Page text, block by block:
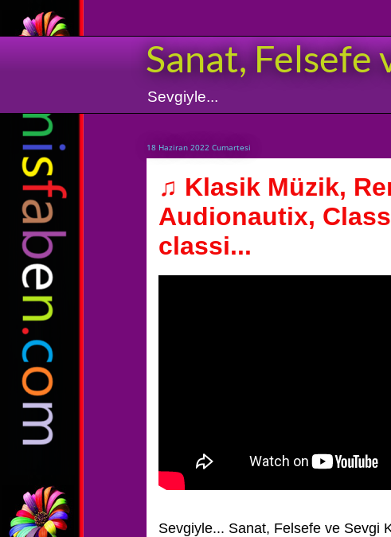
Sanat, Felsefe
Sevgiyle...
18 Haziran 2022 Cumartesi
♫ Klasik Müzik,
Audionautix,
classi...
Sevgiyle... Sanat, Felsefe ve Sevgi